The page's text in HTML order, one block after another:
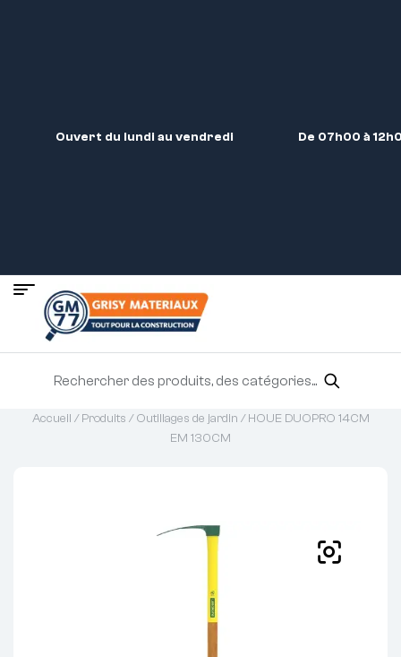
Ouvert du lundi au vendredi De 07h00 à
Accueil /Produits /Outillages de jardin / HOUE DUOPRO 14CM
EM 130CM